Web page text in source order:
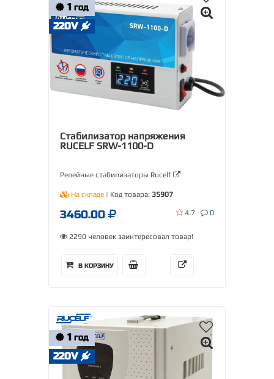
1 ГОД
220V
Стабилизатор напряжения
RUCELF SRW-1100-D
Релейные стабилизаторы Rucelf
На складе | Код товара: 35907
3460.00 4.7 0
2290 человек заинтересовал товар!
В КОРЗИНУ
1 ГОД
220V